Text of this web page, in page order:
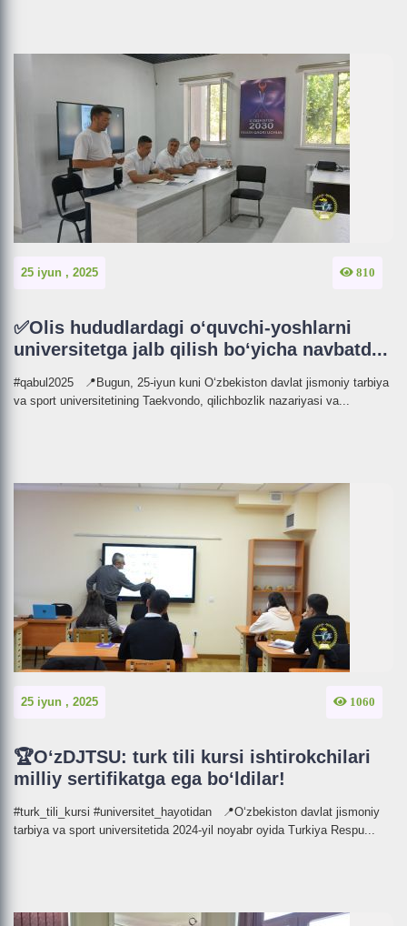
25 iyun , 2025 810
✅Olis hududlardagi o‘quvchi-yoshlarni
universitetga jalb qilish bo‘yicha navbatd...
#qabul2025 📍Bugun, 25-iyun kuni O‘zbekiston davlat jismoniy tarbiya
va sport universitetining Taekvondo, qilichbozlik nazariyasi va...
25 iyun , 2025 1060
🏆OʻzDJTSU: turk tili kursi ishtirokchilari
milliy sertifikatga ega boʻldilar!
#turk_tili_kursi #universitet_hayotidan 📍Oʻzbekiston davlat jismoniy
tarbiya va sport universitetida 2024-yil noyabr oyida Turkiya Respu...